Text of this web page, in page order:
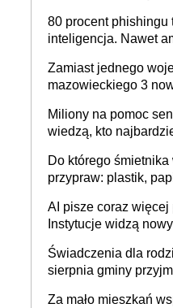
80 procent phishingu
inteligencja. Nawet
Zamiast jednego
mazowieckiego 3
Europie nie ma tak
stołecznych
Miliony na pomoc
wiedzą, kto
Do którego
przypraw: plastik,
AI pisze coraz więcej
Instytucje widzą
Świadczenia dla
sierpnia gminy
Za mało mieszkań